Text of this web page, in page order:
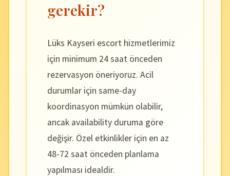
gerekir?
Lüks Kayseri escort hizmetlerimiz
için minimum 24 saat önceden
rezervasyon öneriyoruz. Acil
durumlar için same-day
koordinasyon mümkün olabilir,
ancak availability duruma göre
değişir. Özel etkinlikler için en az
48-72 saat önceden planlama
yapılması idealdir.